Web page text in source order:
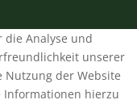
die Analyse und
unserer
Nutzung der Website
Informationen hierzu